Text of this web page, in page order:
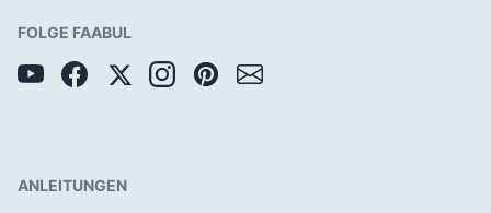
FOLGE FAABUL
ANLEITUNGEN